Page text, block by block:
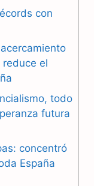
con
reduce el
todo
futura
concentró
España